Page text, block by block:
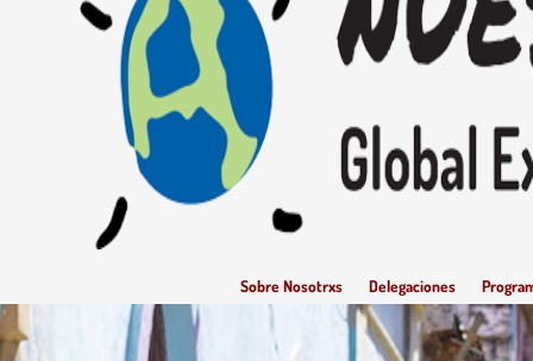
Sobre Nosotrxs Delegaciones